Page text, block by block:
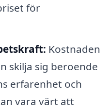
för
Kostnaden
skilja sig beroende
erfarenhet och
vara värt att